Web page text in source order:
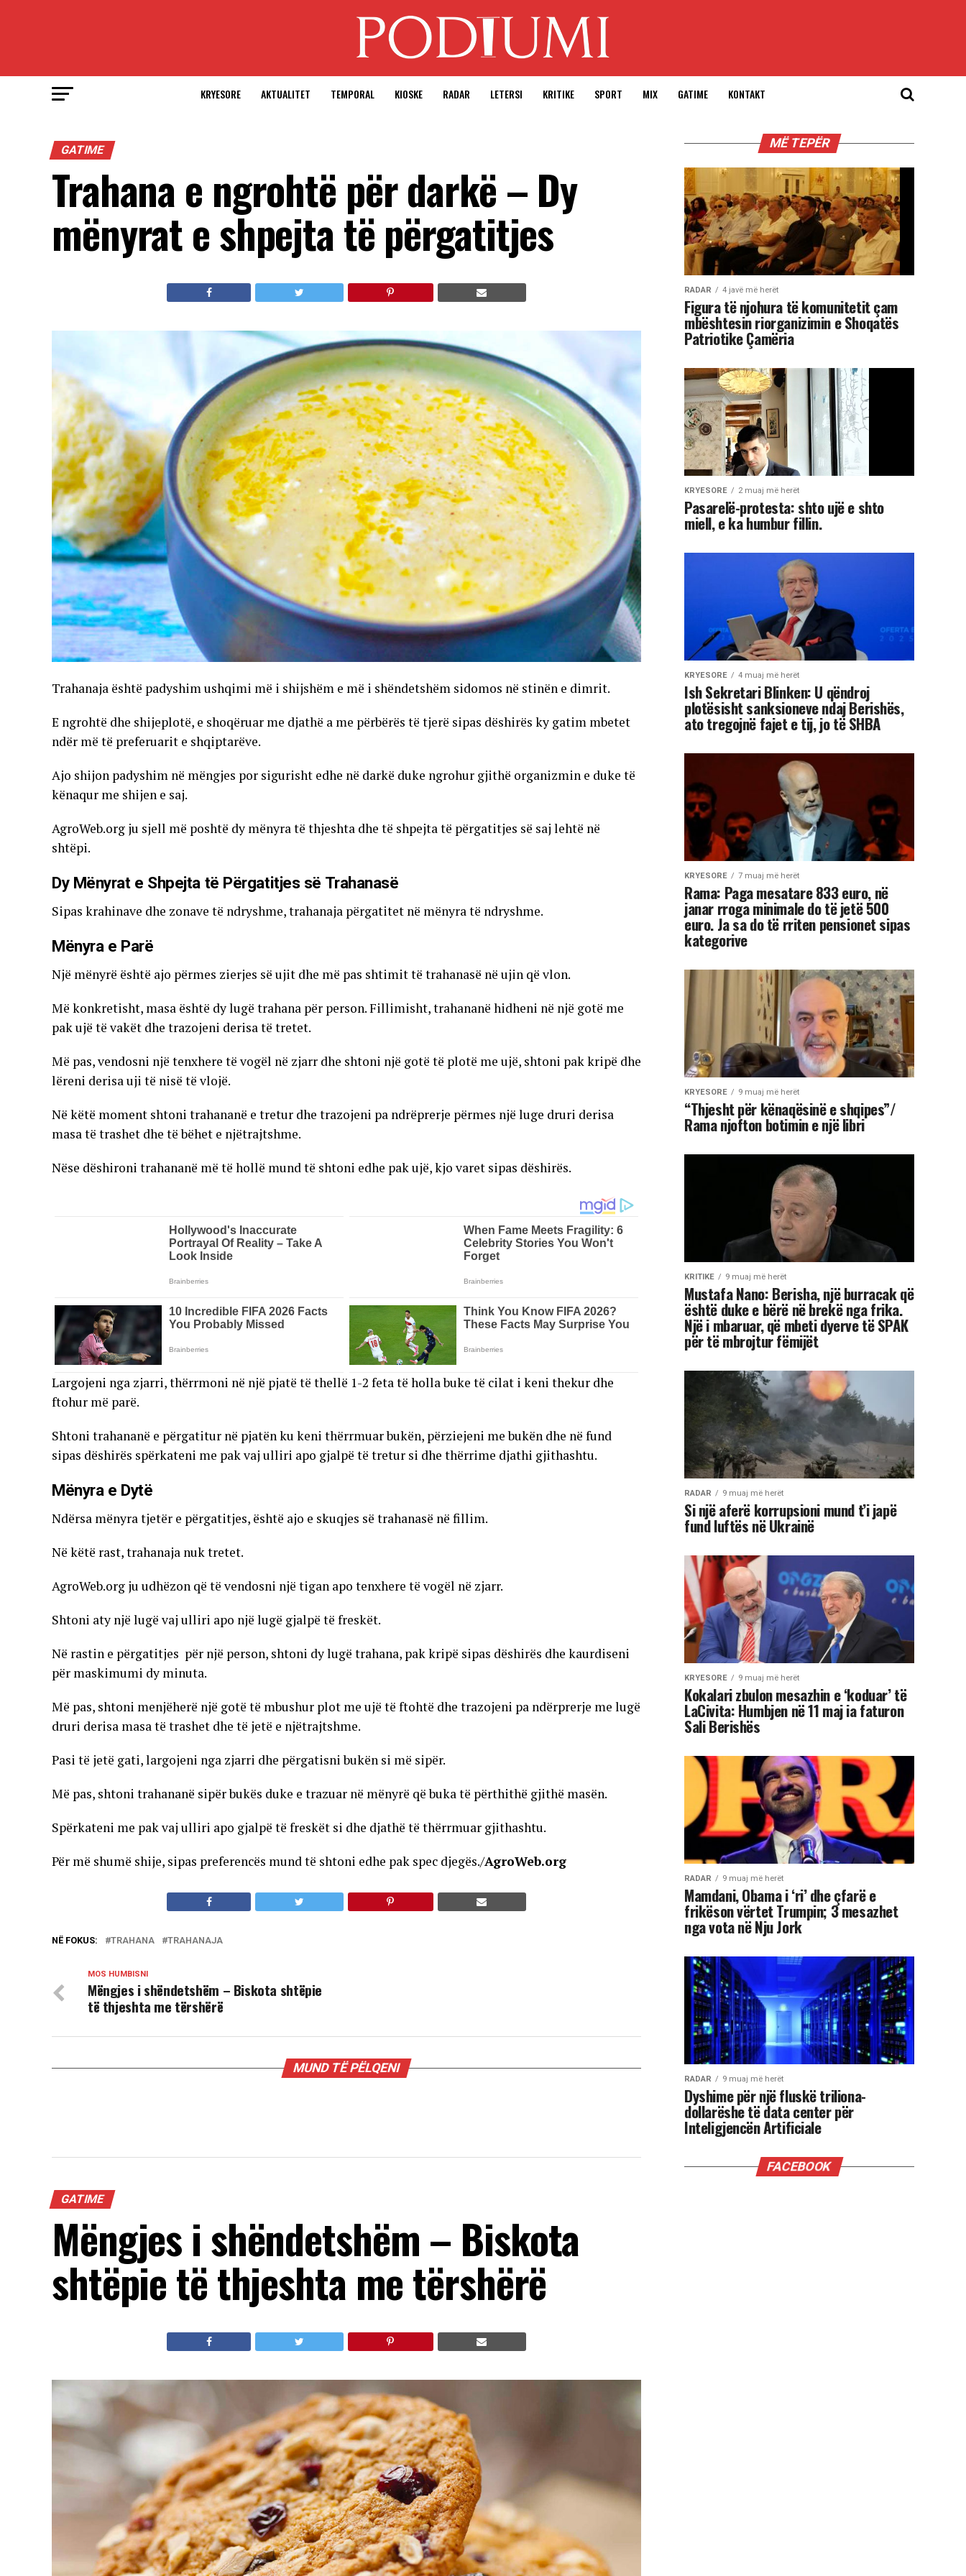
KRYESORE AKTUALITET TEMPORAL KIOSKE RADAR LETERSI KRITIKE SPORT MIX GATIME KONTAKT
GATIME
Trahana e ngrohtë për darkë – Dy
mënyrat e shpejta të përgatitjes
Trahanaja është padyshim ushqimi më i shijshëm e më i shëndetshëm sidomos në stinën e dimrit.
E ngrohtë dhe shijeplotë, e shoqëruar me djathë a me përbërës të tjerë sipas dëshirës ky gatim mbetet
ndër më të preferuarit e shqiptarëve.
Ajo shijon padyshim në mëngjes por sigurisht edhe në darkë duke ngrohur gjithë organizmin e duke të
kënaqur me shijen e saj.
AgroWeb.org ju sjell më poshtë dy mënyra të thjeshta dhe të shpejta të përgatitjes së saj lehtë në
shtëpi.
Dy Mënyrat e Shpejta të Përgatitjes së Trahanasë
Sipas krahinave dhe zonave të ndryshme, trahanaja përgatitet në mënyra të ndryshme.
Mënyra e Parë
Një mënyrë është ajo përmes zierjes së ujit dhe më pas shtimit të trahanasë në ujin që vlon.
Më konkretisht, masa është dy lugë trahana për person. Fillimisht, trahananë hidheni në një gotë me
pak ujë të vakët dhe trazojeni derisa të tretet.
Më pas, vendosni një tenxhere të vogël në zjarr dhe shtoni një gotë të plotë me ujë, shtoni pak kripë dhe
lëreni derisa uji të nisë të vlojë.
Në këtë moment shtoni trahananë e tretur dhe trazojeni pa ndrëprerje përmes një luge druri derisa
masa të trashet dhe të bëhet e njëtrajtshme.
Nëse dëshironi trahananë më të hollë mund të shtoni edhe pak ujë, kjo varet sipas dëshirës.
Largojeni nga zjarri, thërrmoni në një pjatë të thellë 1-2 feta të holla buke të cilat i keni thekur dhe
ftohur më parë.
Shtoni trahananë e përgatitur në pjatën ku keni thërrmuar bukën, përziejeni me bukën dhe në fund
sipas dëshirës spërkateni me pak vaj ulliri apo gjalpë të tretur si dhe thërrime djathi gjithashtu.
Mënyra e Dytë
Ndërsa mënyra tjetër e përgatitjes, është ajo e skuqjes së trahanasë në fillim.
Në këtë rast, trahanaja nuk tretet.
AgroWeb.org ju udhëzon që të vendosni një tigan apo tenxhere të vogël në zjarr.
Shtoni aty një lugë vaj ulliri apo një lugë gjalpë të freskët.
Në rastin e përgatitjes për një person, shtoni dy lugë trahana, pak kripë sipas dëshirës dhe kaurdiseni
për maskimumi dy minuta.
Më pas, shtoni menjëherë një gotë të mbushur plot me ujë të ftohtë dhe trazojeni pa ndërprerje me lugë
druri derisa masa të trashet dhe të jetë e njëtrajtshme.
Pasi të jetë gati, largojeni nga zjarri dhe përgatisni bukën si më sipër.
Më pas, shtoni trahananë sipër bukës duke e trazuar në mënyrë që buka të përthithë gjithë masën.
Spërkateni me pak vaj ulliri apo gjalpë të freskët si dhe djathë të thërrmuar gjithashtu.
Për më shumë shije, sipas preferencës mund të shtoni edhe pak spec djegës./AgroWeb.org
NË FOKUS: TRAHANA TRAHANAJA
MOS HUMBISNI
Mëngjes i shëndetshëm – Biskota shtëpie
të thjeshta me tërshërë
MUND TË PËLQENI
GATIME
Mëngjes i shëndetshëm – Biskota
shtëpie të thjeshta me tërshërë
MË TEPËR
RADAR 4 javë më herët
Figura të njohura të komunitetit çam
mbështesin riorganizimin e Shoqatës
Patriotike Çamëria
KRYESORE 2 muaj më herët
Pasarelë-protesta: shto ujë e shto
miell, e ka humbur fillin.
KRYESORE 4 muaj më herët
Ish Sekretari Blinken: U qëndroj
plotësisht sanksioneve ndaj Berishës,
ato tregojnë fajet e tij, jo të SHBA
KRYESORE 7 muaj më herët
Rama: Paga mesatare 833 euro, në
janar rroga minimale do të jetë 500
euro. Ja sa do të rriten pensionet sipas
kategorive
KRYESORE 9 muaj më herët
“Thjesht për kënaqësinë e shqipes”/
Rama njofton botimin e një libri
KRITIKE 9 muaj më herët
Mustafa Nano: Berisha, një burracak që
është duke e bërë në brekë nga frika.
Një i mbaruar, që mbeti dyerve të SPAK
për të mbrojtur fëmijët
RADAR 9 muaj më herët
Si një aferë korrupsioni mund t’i japë
fund luftës në Ukrainë
KRYESORE 9 muaj më herët
Kokalari zbulon mesazhin e ‘koduar’ të
LaCivita: Humbjen në 11 maj ia faturon
Sali Berishës
RADAR 9 muaj më herët
Mamdani, Obama i ‘ri’ dhe çfarë e
frikëson vërtet Trumpin; 3 mesazhet
nga vota në Nju Jork
RADAR 9 muaj më herët
Dyshime për një fluskë triliona-
dollarëshe të data center për
Inteligjencën Artificiale
FACEBOOK